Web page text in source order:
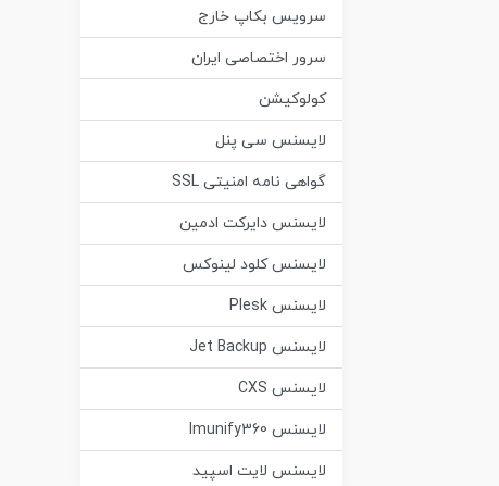
سرویس بکاپ خارج
سرور اختصاصی ایران
کولوکیشن
لایسنس سی پنل
گواهی نامه امنیتی SSL
لایسنس دایرکت ادمین
لایسنس کلود لینوکس
لایسنس Plesk
لایسنس Jet Backup
لایسنس CXS
لایسنس Imunify360
لایسنس لایت اسپید